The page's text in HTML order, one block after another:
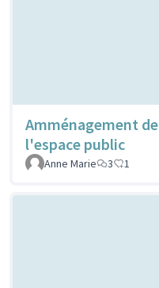
Amménagement de
l'espace public
Anne Marie
3 1